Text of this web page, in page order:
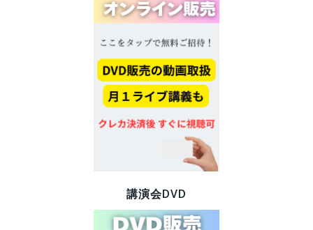
講演会DVD